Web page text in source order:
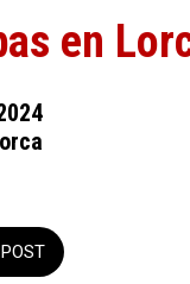
en
POST